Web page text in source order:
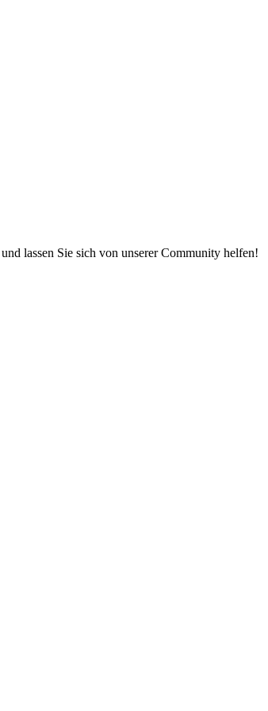
lassen Sie sich von unserer Community helfen!